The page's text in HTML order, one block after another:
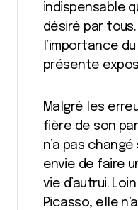
indispensable
désiré par tous.
l’importance
présente
Malgré les
fière de son
n’a pas
envie de faire
vie d’autrui.
Picasso, elle